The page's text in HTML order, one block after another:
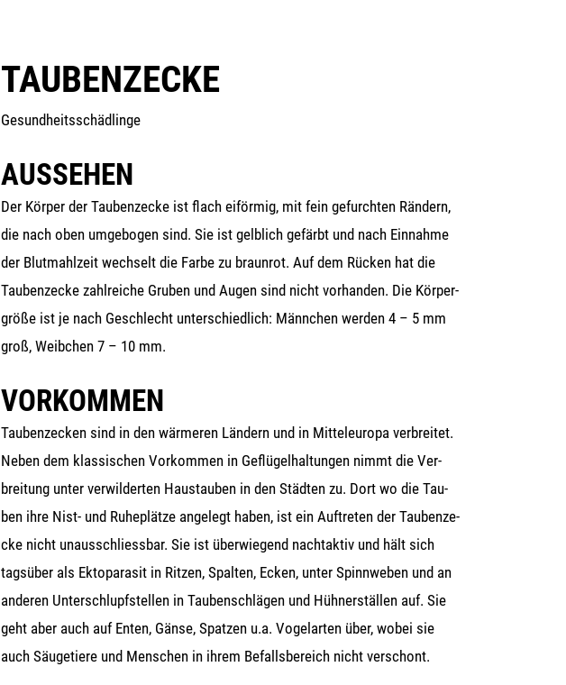
TAUBENZECKE
Gesund­heits­schäd­lin­ge
AUSSEHEN
Der Kör­per der Tau­ben­ze­cke ist flach eiför­mig, mit fein gefurch­ten Rän­dern,
die nach oben umge­bo­gen sind. Sie ist gelb­lich gefärbt und nach Ein­nah­me
der Blut­mahl­zeit wech­selt die Far­be zu braun­rot. Auf dem Rücken hat die
Tau­ben­ze­cke zahl­rei­che Gru­ben und Augen sind nicht vor­han­den. Die Kör­per­
grö­ße ist je nach Geschlecht unter­schied­lich: Männ­chen wer­den 4 – 5 mm
groß, Weib­chen 7 – 10 mm.
VORKOMMEN
Tau­ben­ze­cken sind in den wär­me­ren Län­dern und in Mit­tel­eu­ro­pa ver­brei­tet.
Neben dem klas­si­schen Vor­kom­men in Geflü­gel­hal­tun­gen nimmt die Ver­
brei­tung unter ver­wil­der­ten Haus­tau­ben in den Städ­ten zu. Dort wo die Tau­
ben ihre Nist- und Ruhe­plät­ze ange­legt haben, ist ein Auf­tre­ten der Tau­ben­ze­
cke nicht unaus­schliess­bar. Sie ist über­wie­gend nacht­ak­tiv und hält sich
tags­über als Ekto­p­a­ra­sit in Rit­zen, Spal­ten, Ecken, unter Spinn­we­ben und an
ande­ren Unter­schlupf­stel­len in Tau­ben­schlä­gen und Hüh­ner­stäl­len auf. Sie
geht aber auch auf Enten, Gän­se, Spat­zen u.a. Vogel­ar­ten über, wobei sie
auch Säu­ge­tie­re und Men­schen in ihrem Befalls­be­reich nicht verschont.